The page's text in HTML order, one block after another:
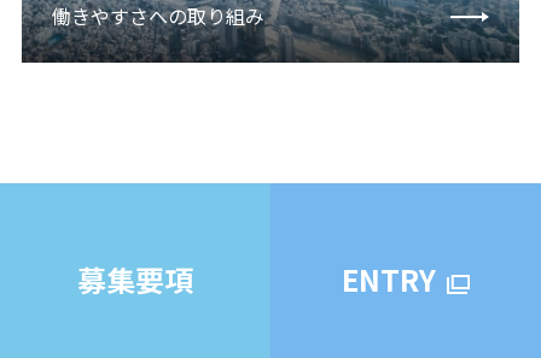
働きやすさへの取り組み
募集要項 ENTRY